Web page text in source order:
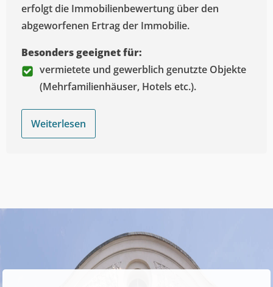
erfolgt die Immobilienbewertung über den
abgeworfenen Ertrag der Immobilie.
Besonders geeignet für:
vermietete und gewerblich genutzte Objekte
(Mehrfamilienhäuser, Hotels etc.).
Weiterlesen